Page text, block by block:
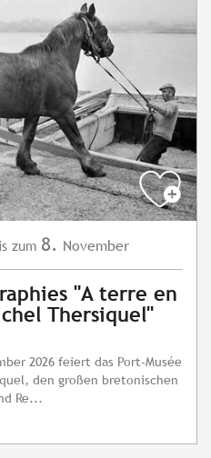
zum 8. November
"A terre en
Thersiquel"
2026 feiert das Port-Musée
den großen bretonischen
Re...